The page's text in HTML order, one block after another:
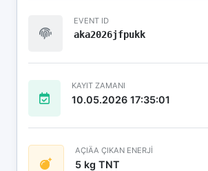
EVENT ID
aka2026jfpukk
KAYIT ZAMANI
10.05.2026 17:35:01
AÇIÄA ÇIKAN ENERJİ
5 kg TNT